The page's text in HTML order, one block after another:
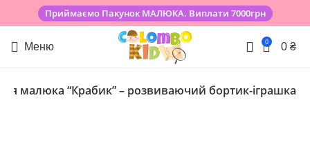
Приймаємо Пакунок МАЛЮКА. Виплати 7000грн
Меню 0 0 ₴
для малюка “Крабик” – розвиваючий бортик-іграшка